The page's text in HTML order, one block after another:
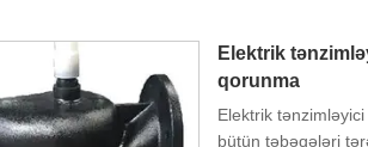
Elektrik
qorunma
Elektrik
bütün təbəqələri